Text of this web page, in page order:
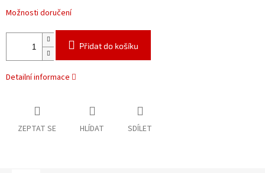
Možnosti doručení
Přidat do košíku
Detailní informace
ZEPTAT SE HLÍDAT SDÍLET